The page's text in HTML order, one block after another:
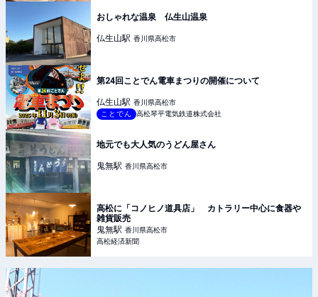
おしゃれな温泉 仏生山温泉
仏生山駅 香川県高松市
第24回ことでん電車まつりの開催について
仏生山駅 香川県高松市
ことでん
高松琴平電気鉄道株式会社
地元でも大人気のうどん屋さん
鬼無駅 香川県高松市
高松に「コノヒノ道具店」 カトラリー中心に食器や
雑貨販売
鬼無駅 香川県高松市
高松経済新聞